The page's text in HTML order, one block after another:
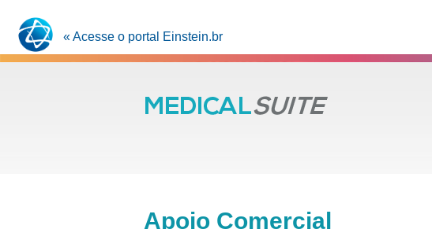
« Acesse o portal Einstein.br
Apoio Comercial